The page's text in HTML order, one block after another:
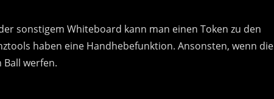
sonstigem Whiteboard kann man einen Token zu den
haben eine Handhebefunktion. Ansonsten, wenn die
werfen.